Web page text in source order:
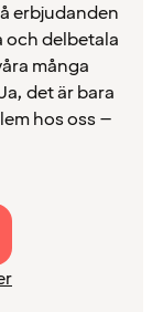
erbjudanden
och delbetala
många
det är bara
hos oss –